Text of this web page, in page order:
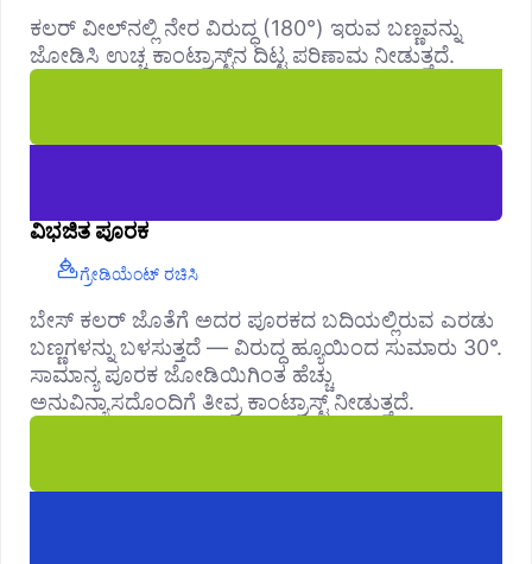
ಕಲರ್ ವೀಲ್‌ನಲ್ಲಿ ನೇರ ವಿರುದ್ಧ (180°) ಇರುವ ಬಣ್ಣವನ್ನು
ಜೋಡಿಸಿ ಉಚ್ಚ ಕಾಂಟ್ರಾಸ್ಟ್‌ನ ದಿಟ್ಟ ಪರಿಣಾಮ ನೀಡುತ್ತದೆ.
ವಿಭಜಿತ ಪೂರಕ
ಗ್ರೇಡಿಯೆಂಟ್ ರಚಿಸಿ
ಬೇಸ್ ಕಲರ್ ಜೊತೆಗೆ ಅದರ ಪೂರಕದ ಬದಿಯಲ್ಲಿರುವ ಎರಡು
ಬಣ್ಣಗಳನ್ನು ಬಳಸುತ್ತದೆ — ವಿರುದ್ಧ ಹ್ಯೂಯಿಂದ ಸುಮಾರು 30°.
ಸಾಮಾನ್ಯ ಪೂರಕ ಜೋಡಿಯಿಗಿಂತ ಹೆಚ್ಚು
ಅನುವಿನ್ಯಾಸದೊಂದಿಗೆ ತೀವ್ರ ಕಾಂಟ್ರಾಸ್ಟ್ ನೀಡುತ್ತದೆ.